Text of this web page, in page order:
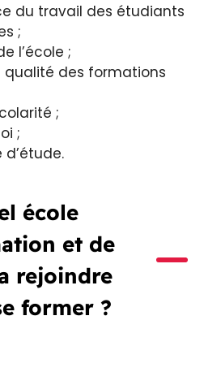
du travail des étudiants
;
l’école ;
qualité des formations
;
;
école
et de
rejoindre
former ?